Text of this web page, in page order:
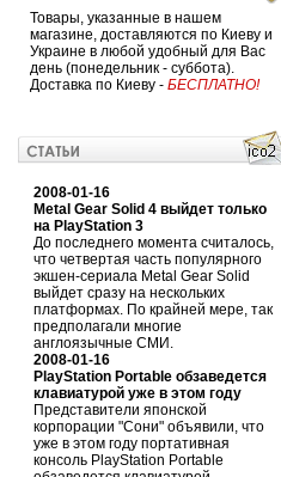
Товары, указанные в нашем
магазине, доставляются по Киеву и
Украине в любой удобный для Вас
день (понедельник - суббота).
Доставка по Киеву - БЕСПЛАТНО!
2008-01-16
Metal Gear Solid 4 выйдет только
на PlayStation 3
До последнего момента считалось,
что четвертая часть популярного
экшен-сериала Metal Gear Solid
выйдет сразу на нескольких
платформах. По крайней мере, так
предполагали многие
англоязычные СМИ.
2008-01-16
PlayStation Portable обзаведется
клавиатурой уже в этом году
Представители японской
корпорации "Сони" объявили, что
уже в этом году портативная
консоль PlayStation Portable